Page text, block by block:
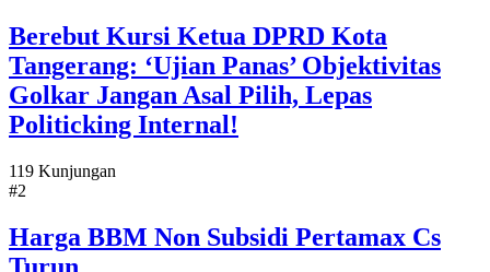
Berebut Kursi Ketua DPRD Kota
Tangerang: ‘Ujian Panas’ Objektivitas
Golkar Jangan Asal Pilih, Lepas
Politicking Internal!
119 Kunjungan
#2
Harga BBM Non Subsidi Pertamax Cs
Turun